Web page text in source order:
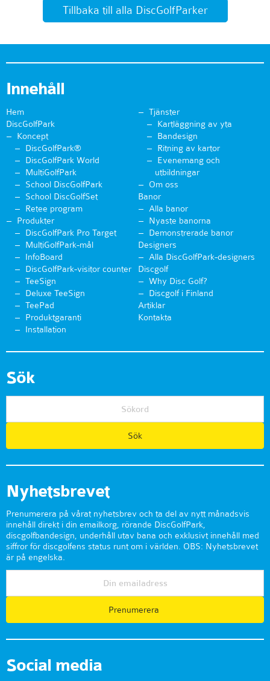
Tillbaka till alla DiscGolfParker
Innehåll
Hem
DiscGolfPark
Koncept
DiscGolfPark®
DiscGolfPark World
MultiGolfPark
School DiscGolfPark
School DiscGolfSet
Retee program
Produkter
DiscGolfPark Pro Target
MultiGolfPark-mål
InfoBoard
DiscGolfPark-visitor counter
TeeSign
Deluxe TeeSign
TeePad
Produktgaranti
Installation
Tjänster
Kartläggning av yta
Bandesign
Ritning av kartor
Evenemang och
utbildningar
Om oss
Banor
Alla banor
Nyaste banorna
Demonstrerade banor
Designers
Alla DiscGolfPark-designers
Discgolf
Why Disc Golf?
Discgolf i Finland
Artiklar
Kontakta
Sök
Nyhetsbrevet
Prenumerera på vårat nyhetsbrev och ta del av nytt månadsvis
innehåll direkt i din emailkorg, rörande DiscGolfPark,
discgolfbandesign, underhåll utav bana och exklusivt innehåll med
siffror för discgolfens status runt om i världen. OBS: Nyhetsbrevet
är på engelska.
Prenumerera
Social media